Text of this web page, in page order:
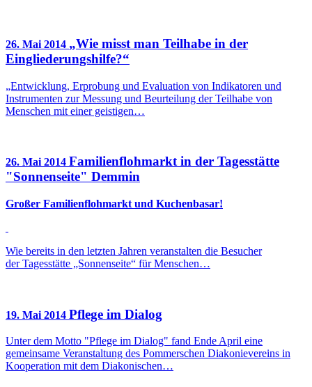
26. Mai 2014 „Wie misst man Teilhabe in der
Eingliederungshilfe?“
„Entwicklung, Erprobung und Evaluation von Indikatoren und
Instrumenten zur Messung und Beurteilung der Teilhabe von
Menschen mit einer geistigen…
26. Mai 2014 Familienflohmarkt in der Tagesstätte
"Sonnenseite" Demmin
Großer Familienflohmarkt und Kuchenbasar!
Wie bereits in den letzten Jahren veranstalten die Besucher
der Tagesstätte „Sonnenseite“ für Menschen…
19. Mai 2014 Pflege im Dialog
Unter dem Motto "Pflege im Dialog" fand Ende April eine
gemeinsame Veranstaltung des Pommerschen Diakonievereins in
Kooperation mit dem Diakonischen…